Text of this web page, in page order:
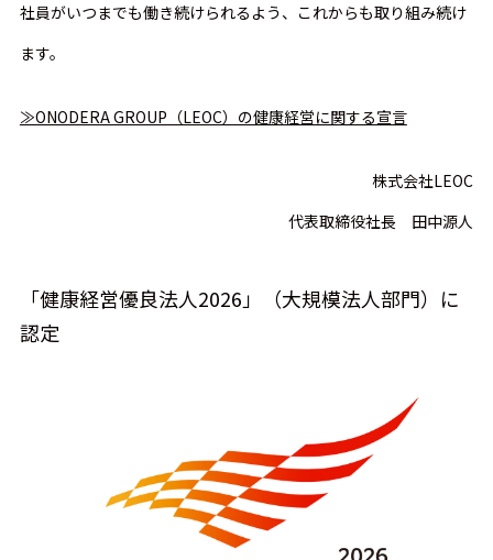
社員がいつまでも働き続けられるよう、これからも取り組み続け
ます。
≫ONODERA GROUP（LEOC）の健康経営に関する宣言
株式会社LEOC
代表取締役社長 田中源人
「健康経営優良法人2026」（大規模法人部門）に
認定